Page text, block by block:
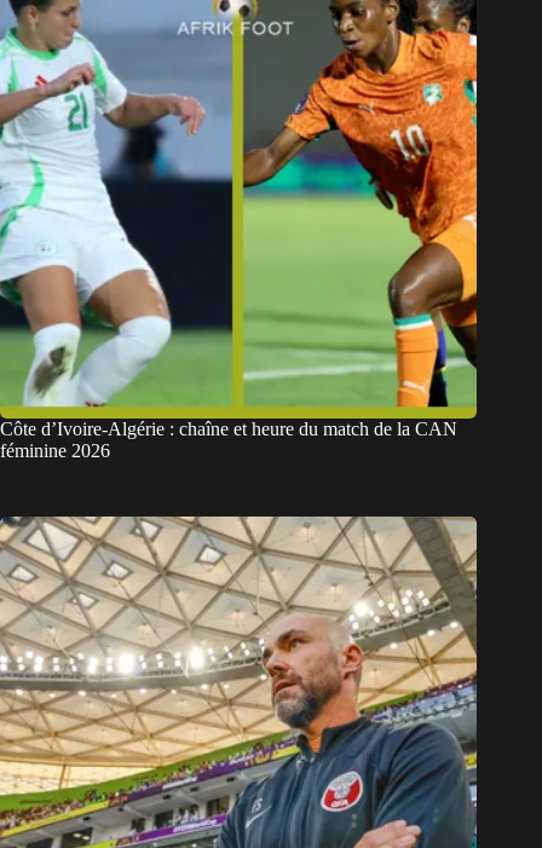
Côte d’Ivoire-Algérie : chaîne et heure du match de la CAN
féminine 2026